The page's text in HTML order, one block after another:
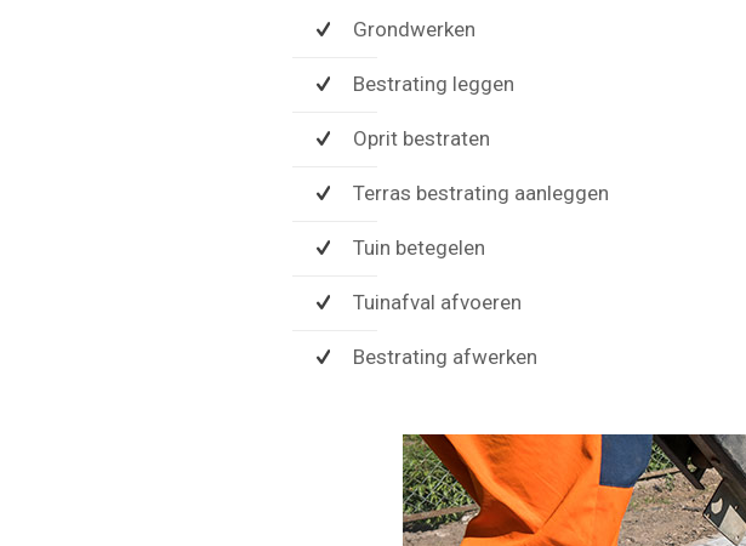
Grondwerken
Bestrating leggen
Oprit bestraten
Terras bestrating aanleggen
Tuin betegelen
Tuinafval afvoeren
Bestrating afwerken